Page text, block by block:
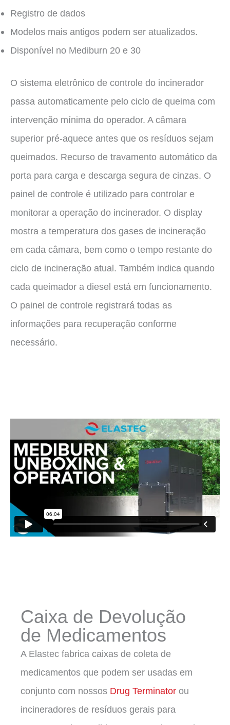
Registro de dados
Modelos mais antigos podem ser atualizados.
Disponível no Mediburn 20 e 30
O sistema eletrônico de controle do incinerador
passa automaticamente pelo ciclo de queima com
intervenção mínima do operador. A câmara
superior pré-aquece antes que os resíduos sejam
queimados. Recurso de travamento automático da
porta para carga e descarga segura de cinzas. O
painel de controle é utilizado para controlar e
monitorar a operação do incinerador. O display
mostra a temperatura dos gases de incineração
em cada câmara, bem como o tempo restante do
ciclo de incineração atual. Também indica quando
cada queimador a diesel está em funcionamento.
O painel de controle registrará todas as
informações para recuperação conforme
necessário.
Caixa de Devolução
de Medicamentos
A Elastec fabrica caixas de coleta de
medicamentos que podem ser usadas em
conjunto com nossos Drug Terminator ou
incineradores de resíduos gerais para